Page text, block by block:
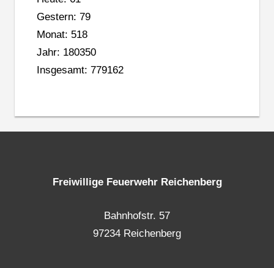
Gestern: 79
Monat: 518
Jahr: 180350
Insgesamt: 779162
Freiwillige Feuerwehr Reichenberg
Bahnhofstr. 57
97234 Reichenberg